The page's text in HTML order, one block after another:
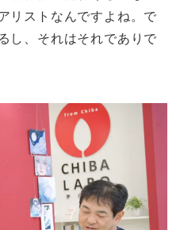
リストなんですよね。で
し、それはそれでありで